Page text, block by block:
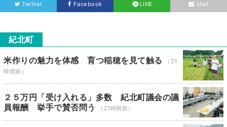
Twitter Facebook LINE Mail
紀北町
米作りの魅力を体感 育つ稲穂を見て触る
（21
時間前）
２５万円「受け入れる」多数 紀北町議会の議
員報酬 挙手で賛否問う
（21時間前）